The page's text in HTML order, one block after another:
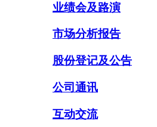
业绩会及路演
市场分析报告
股份登记及公告
公司通讯
互动交流